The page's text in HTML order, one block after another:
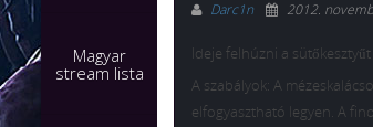
Magyar
stream lista
Darc1n 2012.
Ideje felhúzni a
A szabályok: A
elfogyasztható legyen. A